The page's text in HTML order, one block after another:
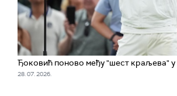
Ђоковић поново међу "шест краљева" у
28. 07. 2026.